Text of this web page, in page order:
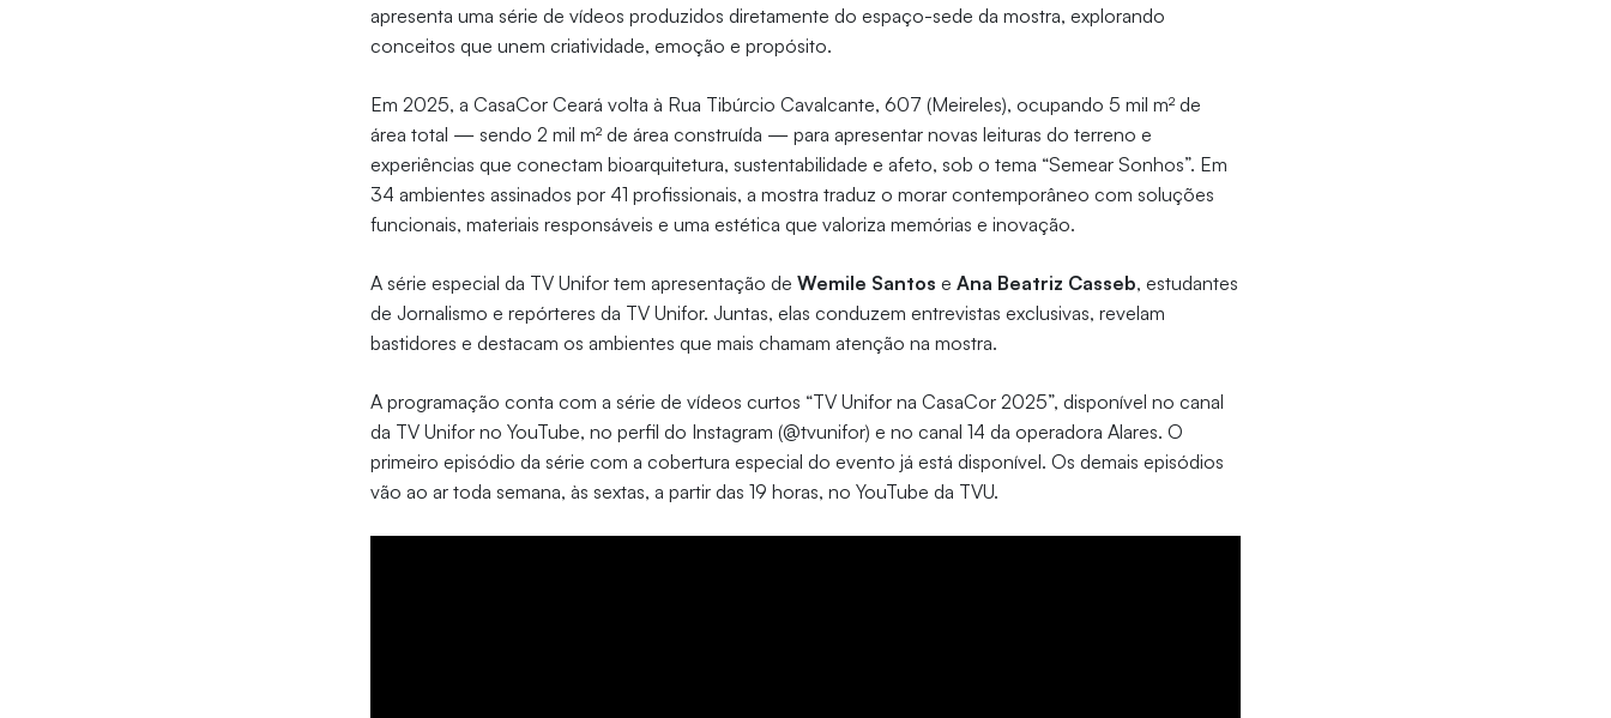
apresenta uma série de vídeos produzidos diretamente do espaço-sede da mostra, explorando
conceitos que unem criatividade, emoção e propósito.
Em 2025, a CasaCor Ceará volta à Rua Tibúrcio Cavalcante, 607 (Meireles), ocupando 5 mil m² de
área total — sendo 2 mil m² de área construída — para apresentar novas leituras do terreno e
experiências que conectam bioarquitetura, sustentabilidade e afeto, sob o tema “Semear Sonhos”. Em
34 ambientes assinados por 41 profissionais, a mostra traduz o morar contemporâneo com soluções
funcionais, materiais responsáveis e uma estética que valoriza memórias e inovação.
A série especial da TV Unifor tem apresentação deWemile Santos eAna Beatriz Casseb, estudantes
de Jornalismo e repórteres da TV Unifor. Juntas, elas conduzem entrevistas exclusivas, revelam
bastidores e destacam os ambientes que mais chamam atenção na mostra.
A programação conta com a série de vídeos curtos “TV Unifor na CasaCor 2025”, disponível no canal
da TV Unifor no YouTube, no perfil do Instagram (@tvunifor) e no canal 14 da operadora Alares. O
primeiro episódio da série com a cobertura especial do evento já está disponível. Os demais episódios
vão ao ar toda semana, às sextas, a partir das 19 horas, no YouTube da TVU.